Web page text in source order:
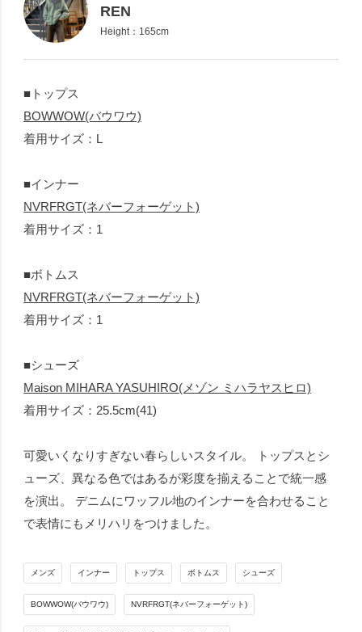
REN
Height：165cm
■トップス
BOWWOW(バウワウ)
着用サイズ：L
■インナー
NVRFRGT(ネバーフォーゲット)
着用サイズ：1
■ボトムス
NVRFRGT(ネバーフォーゲット)
着用サイズ：1
■シューズ
Maison MIHARA YASUHIRO(メゾン ミハラヤスヒロ)
着用サイズ：25.5cm(41)
可愛いくなりすぎない春らしいスタイル。 トップスとシ
ューズ、異なる色ではあるが彩度を揃えることで統一感
を演出。 デニムにワッフル地のインナーを合わせること
で表情にもメリハリをつけました。
メンズ インナー トップス ボトムス シューズ
BOWWOW(バウワウ) NVRFRGT(ネバーフォーゲット)